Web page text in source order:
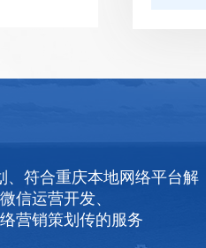
、符合重庆本地网络平台解
信运营开发、
营销策划传的服务